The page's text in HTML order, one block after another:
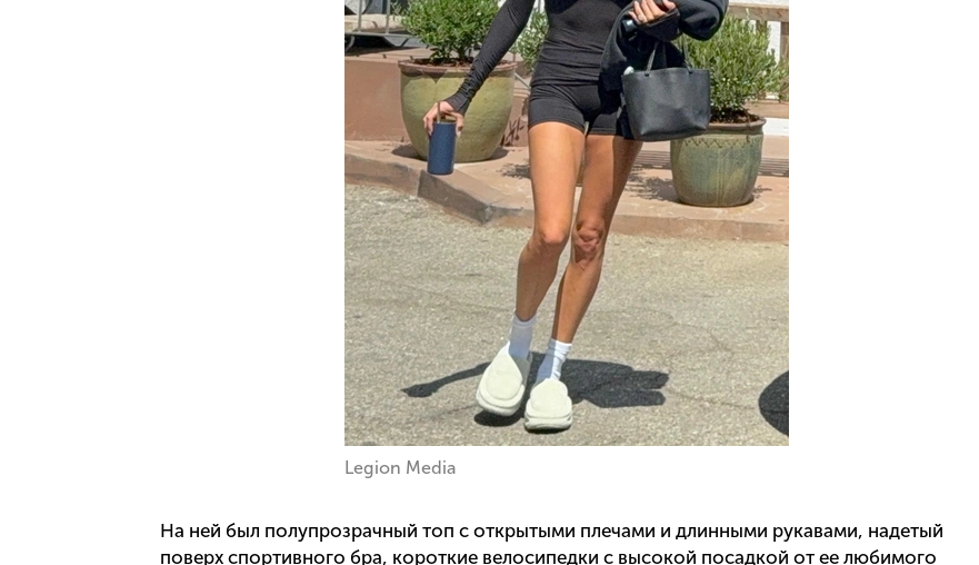
Legion Media
На ней был полупрозрачный топ с открытыми плечами и длинными рукавами, надетый
поверх спортивного бра, короткие велосипедки с высокой посадкой от ее любимого